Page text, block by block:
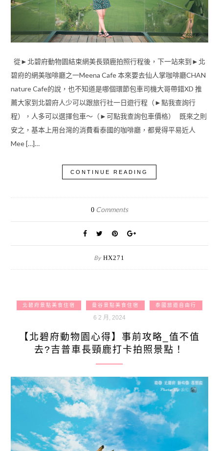
從►北碧府動物園結束網美長頸鹿拍照行程後，下一站來到►北
碧府的網美咖啡廳之一Meena Cafe 本來要去仙人掌咖啡廳CHAN
nature Cafe的說，也不知道是哪個環節包車司機大哥帶錯XD 推
薦大家到北碧府人少可以跟旅行社一日遊行程（►點我查詢行
程），人多可以選擇包車～（►可點我查詢包車價格） 既來之則
安之，基本上用台灣的消費看泰國的咖啡廳，都覺得平易近人
Mee […]…
CONTINUE READING
0Comments
By HX271
北碧府景點美食住宿 曼谷景點美食住宿 泰國旅遊自由行
6 2 月, 2024
【北碧府動物園心得】事前攻略_值不值
去?吉普車長頸鹿打卡拍照景點！